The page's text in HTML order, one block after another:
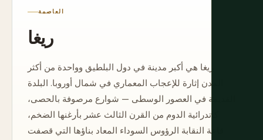
العاصمة
ريغا
ريغا هي أكبر مدينة في دول البلطيق وواحدة من أكثر
المدن إثارة للإعجاب المعماري في شمال أوروبا. البلدة
القديمة في العصور الوسطى — شوارع مرصوفة بالحصى،
كاتدرائية الدوم من القرن الثالث عشر بأرغنها الضخم،
قاعة النقابة الرؤوس السوداء المعاد بناؤها التي قصفت